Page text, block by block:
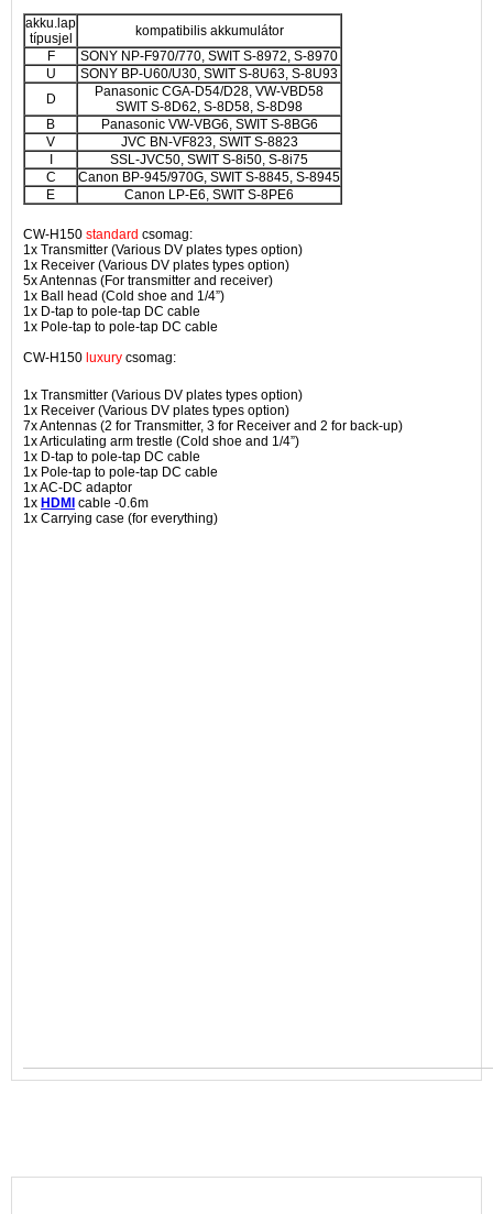
akku.lap
típusjel
kompatibilis akkumulátor
F
SONY NP-F970/770, SWIT S-8972, S-8970
U
SONY BP-U60/U30, SWIT S-8U63, S-8U93
D
Panasonic CGA-D54/D28, VW-VBD58
SWIT S-8D62, S-8D58, S-8D98
B
Panasonic VW-VBG6, SWIT S-8BG6
V
JVC BN-VF823, SWIT S-8823
I
SSL-JVC50, SWIT S-8i50, S-8i75
C
Canon BP-945/970G, SWIT S-8845, S-8945
E
Canon LP-E6, SWIT S-8PE6
CW-H150 standard csomag:
1x Transmitter (Various DV plates types option)
1x Receiver (Various DV plates types option)
5x Antennas (For transmitter and receiver)
1x Ball head (Cold shoe and 1/4”)
1x D-tap to pole-tap DC cable
1x Pole-tap to pole-tap DC cable
CW-H150 luxury csomag:
1x Transmitter (Various DV plates types option)
1x Receiver (Various DV plates types option)
7x Antennas (2 for Transmitter, 3 for Receiver and 2 for back-up)
1x Articulating arm trestle (Cold shoe and 1/4”)
1x D-tap to pole-tap DC cable
1x Pole-tap to pole-tap DC cable
1x AC-DC adaptor
1x HDMI cable -0.6m
1x Carrying case (for everything)